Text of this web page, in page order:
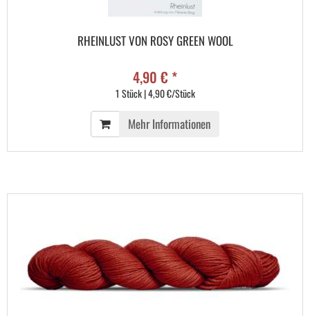
RHEINLUST VON ROSY GREEN WOOL
4,90 € *
1 Stück | 4,90 €/Stück
Mehr Informationen